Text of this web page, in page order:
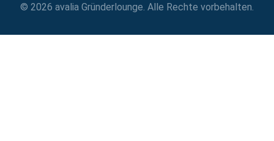
© 2026 avalia Gründerlounge. Alle Rechte vorbehalten.